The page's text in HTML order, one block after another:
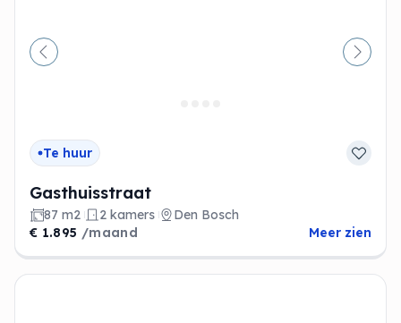
Vorige
Te huur
Gasthuisstraat
87 m2 2 kamers
Den Bosch
€ 1.895 /maand Meer zien